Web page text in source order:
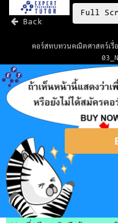
Back
Full
คอร์สทบทวนคณิตศาสตร์